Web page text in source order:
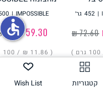
452 גר׳ |
‏72.60 ₪
100 גרם )
| IMPOSSIBLE
‏68.00 ₪
( ‏11.86 ₪ / 100 גרם
הוסיפו קטגוריות Wish List
accessible